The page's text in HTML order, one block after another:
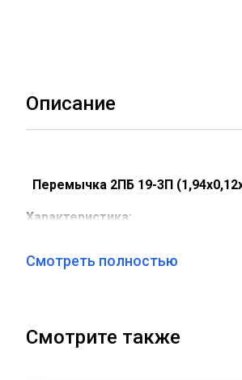
Описание
Перемычка 2ПБ 19-3П
Характеристика:
Ширина: 120 мм.
Объем бетона: 0,033 м3
Смотреть полностью
Смотрите также